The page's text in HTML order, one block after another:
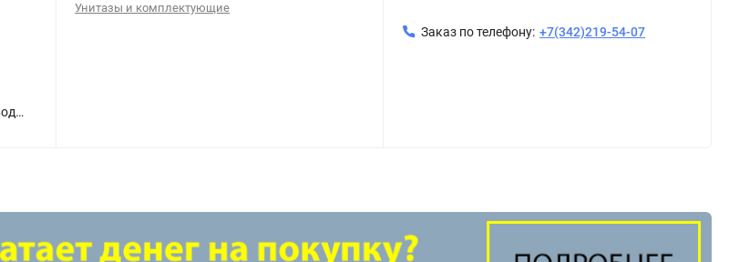
Арматура запорная АС-12.1М (кнопка 2-х уровневая) нижний подвод воды
Унитазы и комплектующие
Заказ по телефону: +7(342)219-54-07